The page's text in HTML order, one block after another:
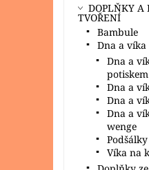
DOPLŇKY A
TVOŘENÍ
Bambule
Dna a
Dna a
potiskem
Dna a
Dna a
Dna a
wenge
Podšálky
Víka na